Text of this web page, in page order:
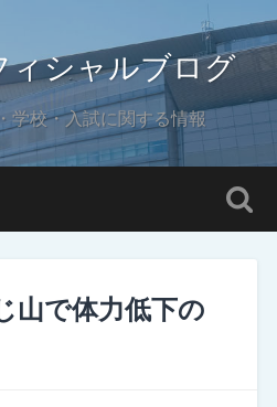
シャルブログ
学校・入試に関する情報
山で体力低下の